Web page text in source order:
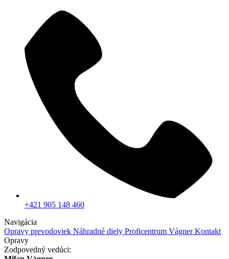
+421 905 148 460
Navigácia
Opravy prevodoviek Náhradné diely Proficentrum VágnerKontakt
Opravy
Zodpovedný vedúci: